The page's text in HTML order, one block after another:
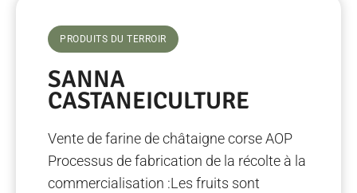
PRODUITS DU TERROIR
SANNA
CASTANEICULTURE
Vente de farine de châtaigne corse AOP
Processus de fabrication de la récolte à la
commercialisation :Les fruits sont